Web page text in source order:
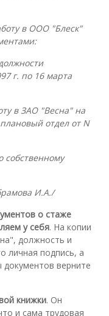
в ООО "Блеск"
г. по 16 марта
в ЗАО "Весна" на
отдел от N
собственному
И.А./
о стаже
у себя. На копии
должность и
личная подпись, а
документов верните
книжки. Он
и сама трудовая